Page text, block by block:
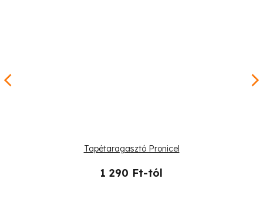
Tapétaragasztó Pronicel
1 290 Ft-tól